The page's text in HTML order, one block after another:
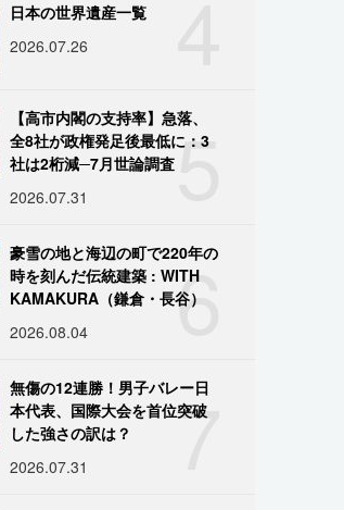
日本の世界遺産一覧
2026.07.26
5
【高市内閣の支持率】急落、
全8社が政権発足後最低に：3
社は2桁減─7月世論調査
2026.07.31
6
豪雪の地と海辺の町で220年の
時を刻んだ伝統建築 : WITH
KAMAKURA（鎌倉・長谷）
2026.08.04
7
無傷の12連勝！男子バレー日
本代表、国際大会を首位突破
した強さの訳は？
2026.07.31